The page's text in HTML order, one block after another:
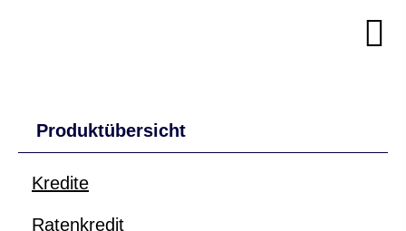
Produktübersicht
Kredite
Ratenkredit